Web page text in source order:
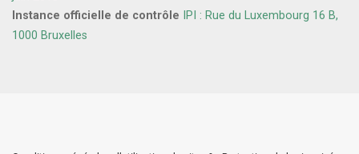
Instance officielle de contrôle
IPI : Rue du Luxembourg 16 B,
1000 Bruxelles